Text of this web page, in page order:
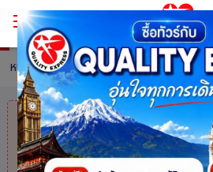
หน้าหลัก ทัวร์ Switzerland รายละเอียดทั
คุณมาช้าไปแล้ว สินค้า
ต้องห่วง! สอบถามสินค้